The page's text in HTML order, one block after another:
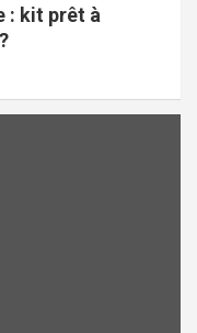
: kit prêt à